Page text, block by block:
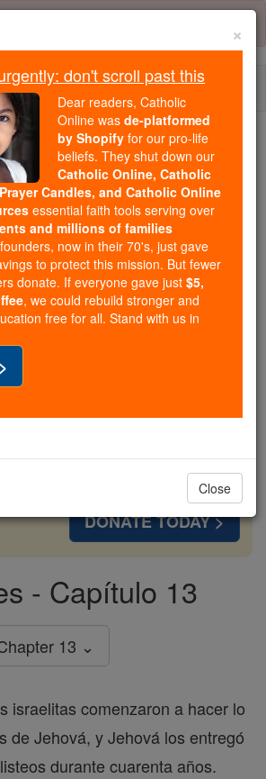
You, 2.2 Million
Being Formed in the
supporters like you,
School has already delivered
education to over 2.2
across 193 countries. In an age
you are helping form
prayer, Scripture, and Christ.
reads this gave just $5 — the
Be Catholic. Stand
DONATE TODAY >
- Capítulo 13
13 ⌄
israelitas comenzaron a hacer lo
de Jehová, y Jehová los entregó
durante cuarenta años.
×
don't scroll past this
Dear readers, Catholic
Online was de-platformed
by Shopify for our pro-life
beliefs. They shut down our
Catholic Online, Catholic
Candles, and Catholic Online
essential faith tools serving over
and millions of families
now in their 70's, just gave
to protect this mission. But fewer
donate. If everyone gave just $5,
, we could rebuild stronger and
free for all. Stand with us in
Close